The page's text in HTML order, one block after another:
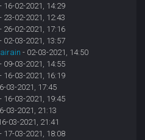
- 16-02-2021, 14:29
- 23-02-2021, 12:43
- 26-02-2021, 17:16
- 02-03-2021, 13:57
airain - 02-03-2021, 14:50
- 09-03-2021, 14:55
- 16-03-2021, 16:19
03-2021, 17:45
- 16-03-2021, 19:45
03-2021, 21:13
03-2021, 21:41
- 17-03-2021, 18:08